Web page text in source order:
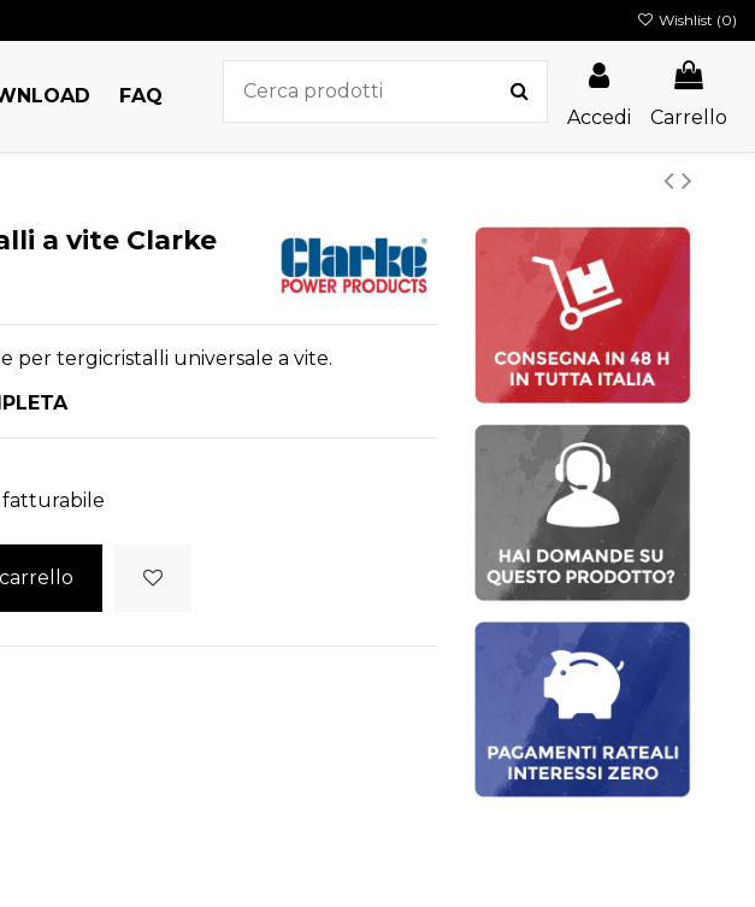
Wishlist (0)
FAQ
Accedi
Carrello
a vite Clarke
per tergicristalli universale a vite.
fatturabile